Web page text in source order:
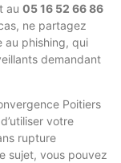
au 05 16 52 66 86
ne partagez
au phishing, qui
demandant
Poitiers
votre
rupture
sujet, vous pouvez